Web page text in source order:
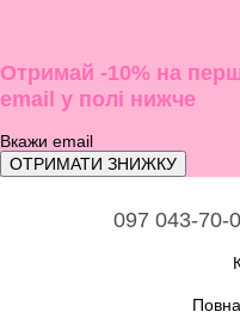
Отримай -10% на
email у полі нижче
ОТРИМАТИ ЗНИЖКУ
097 043-70-